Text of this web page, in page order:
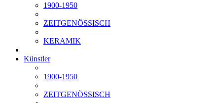
1900-1950
ZEITGENÖSSISCH
KERAMIK
Künstler
1900-1950
ZEITGENÖSSISCH